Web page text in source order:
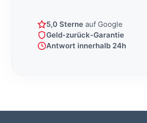
5,0 Sterne auf Google
Geld-zurück-Garantie
Antwort innerhalb 24h